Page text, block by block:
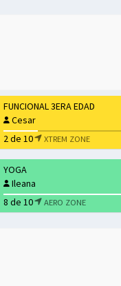
FUNCIONAL 3ERA EDAD
Cesar
2 de 10
XTREM ZONE
YOGA
Ileana
8 de 10
AERO ZONE